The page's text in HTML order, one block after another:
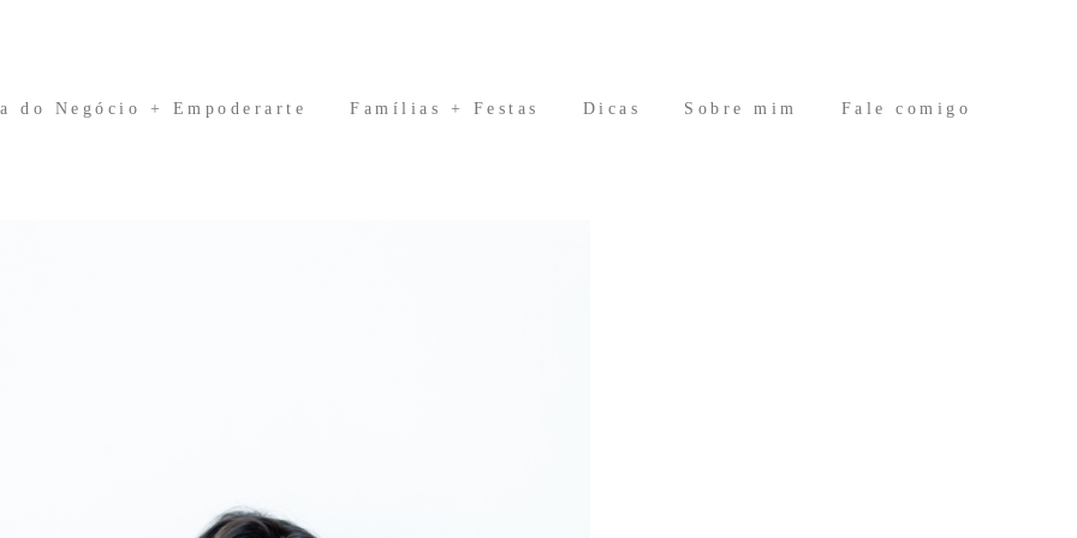
do Negócio + Empoderarte Famílias + Festas Dicas Sobre mim Fale comigo